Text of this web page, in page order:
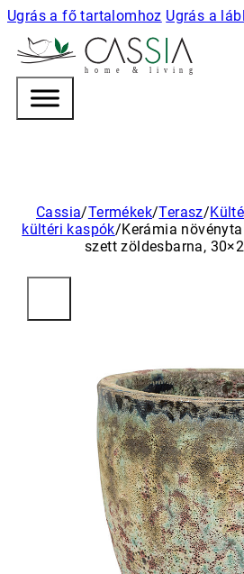
Ugrás a fő tartalomhoz Ugrás a
h o m e & l i v i n g
Cassia/Termékek/Terasz/
kültéri kaspók/Kerámia
szett zöldesbarna,